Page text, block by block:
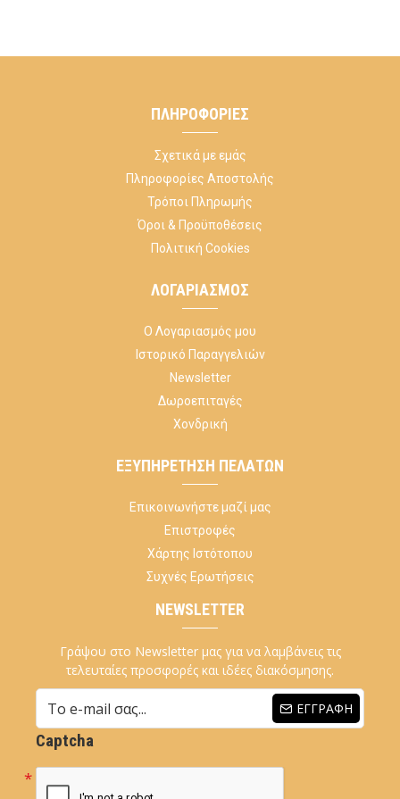
ΠΛΗΡΟΦΟΡΊΕΣ
Σχετικά με εμάς
Πληροφορίες Αποστολής
Τρόποι Πληρωμής
Όροι & Προϋποθέσεις
Πολιτική Cookies
ΛΟΓΑΡΙΑΣΜΌΣ
Ο Λογαριασμός μου
Ιστορικό Παραγγελιών
Newsletter
Δωροεπιταγές
Χονδρική
ΕΞΥΠΗΡΈΤΗΣΗ ΠΕΛΑΤΏΝ
Επικοινωνήστε μαζί μας
Επιστροφές
Χάρτης Ιστότοπου
Συχνές Ερωτήσεις
NEWSLETTER
Γράψου στο Newsletter μας για να λαμβάνεις τις
τελευταίες προσφορές και ιδέες διακόσμησης.
ΕΓΓΡΑΦΉ
Captcha